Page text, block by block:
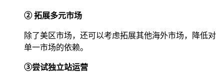
② 拓展多元市场
除了美区市场，还可以考虑拓展其他海外市场，降低对
单一市场的依赖。
③尝试独立站运营